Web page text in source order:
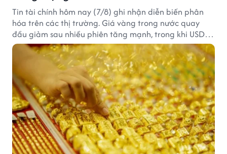
Tin tài chính hôm nay (7/8) ghi nhận diễn biến phân
hóa trên các thị trường. Giá vàng trong nước quay
đầu giảm sau nhiều phiên tăng mạnh, trong khi USD
tại ngân hàng tiếp tục suy yếu dù tỷ giá trung tâm lập
đỉnh mới.